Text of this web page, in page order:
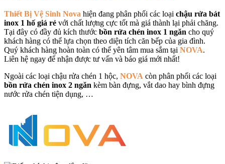
Thiết Bị Vệ Sinh Nova hiện đang phân phối các loại chậu rửa bát
inox 1 hố giá rẻ với chất lượng cực tốt mà giá thành lại phải chăng.
Tại đây có đầy đủ kích thước bồn rửa chén inox 1 ngăn cho quý
khách hàng có thể lựa chọn theo diện tích căn bếp của gia đình.
Quý khách hàng hoàn toàn có thể yên tâm mua sắm tại NOVA.
Liên hệ ngay để nhận được tư vấn và báo giá mới nhất!
Ngoài các loại chậu rửa chén 1 hộc, NOVA còn phân phối các loại
bồn rửa chén inox 2 ngăn kèm bàn đựng, vắt dao hay bình đựng
nước rửa chén tiện dụng, …